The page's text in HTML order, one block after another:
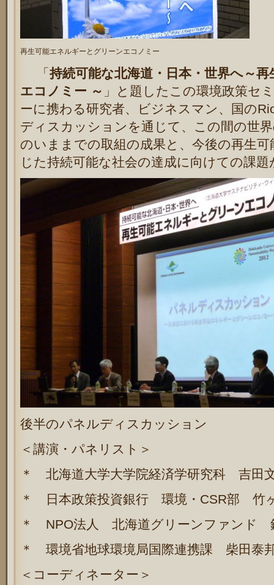
再生可能エネルギーとグリーンエコノミー
「 持続可能な北海道・日本・世界へ～
エコノミー ～ 」と題したこの環境政策セ
ーに携わる研究者、ビジネスマン、国の
ディスカッションを通じて、この間の世
のいままでの取組の成果と、今後の再生
じた持続可能な社会の達成に向けての課
後半のパネルディスカッション
＜講演・パネリスト＞
＊ 北海道大学大学院経済学研究科 吉田
＊ 日本政策投資銀行 環境・CSR部 竹
＊ NPO法人 北海道グリーンファンド
＊ 環境省地球環境局国際連携課 柴田泰
＜コーディネーター＞